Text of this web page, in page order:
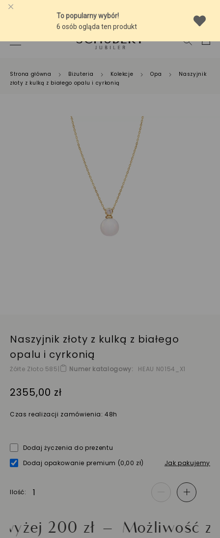
Strona główna Biżuteria Kolekcje Opa
Naszyjnik
złoty z kulką z białego opalu i cyrkonią
Naszyjnik złoty z kulką z białego
opalu i cyrkonią
Żółte Złoto 585| Numer katalogowy HEAU N0154_X1
2355,00 zł
Czas realizacji zamówienia: 48h
Dodaj życzenia do prezentu
Dodaj opakowanie premium (0,00 zł) Jak pakujemy
Ilość - +
200 zł Możliwość